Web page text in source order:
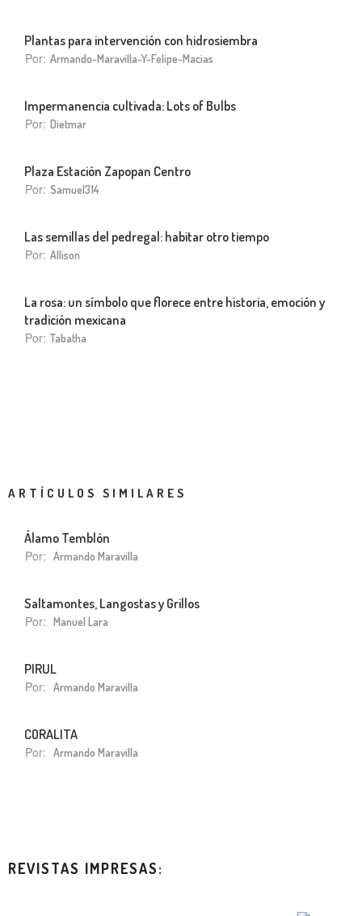
Plantas para intervención con hidrosiembra
Por: Armando-Maravilla-Y-Felipe-Macias
Impermanencia cultivada: Lots of Bulbs
Por: Dietmar
Plaza Estación Zapopan Centro
Por: Samuel314
Las semillas del pedregal: habitar otro tiempo
Por: Allison
La rosa: un símbolo que florece entre historia, emoción y
tradición mexicana
Por: Tabatha
ARTÍCULOS SIMILARES
Álamo Temblón
Por: Armando Maravilla
Saltamontes, Langostas y Grillos
Por: Manuel Lara
PIRUL
Por: Armando Maravilla
CORALITA
Por: Armando Maravilla
REVISTAS IMPRESAS: